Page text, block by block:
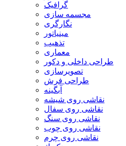
گرافیک
مجسمه سازی
نگارگری
مینیاتور
تذهیب
معماری
طراحی داخلی و دکور
تصویرسازی
طراحی فرش
آبگینه
نقاشی روی شیشه
نقاشی روی سفال
نقاشی روی سنگ
نقاشی روی چوب
نقاشی روی چرم